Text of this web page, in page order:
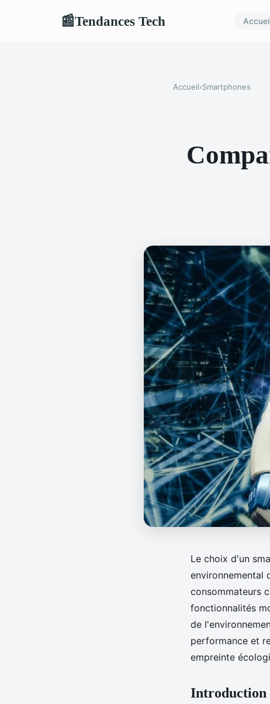
📰Tendances Tech
Accueil›Smartphones
Le choix d'un
environnemental
consommateurs
fonctionnalités
de
performance et
empreinte
Introduction